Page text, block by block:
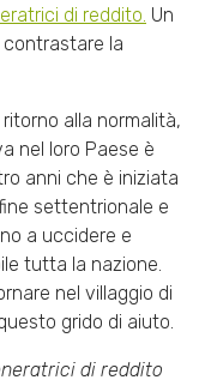
di reddito. Un
la
alla normalità,
nel loro Paese è
anni che è iniziata
settentrionale e
a uccidere e
tutta la nazione.
nel villaggio di
grido di aiuto.
di reddito